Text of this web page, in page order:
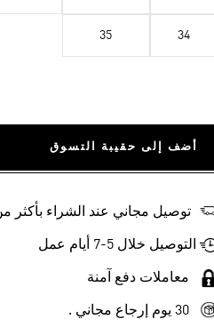
34
35
أضف إلى حقيبة التسوق
توصيل مجاني عند الشراء بأكثر من 35
التوصيل خلال 5-7 أيام عمل
معاملات دفع آمنة
30 يوم إرجاع مجاني .